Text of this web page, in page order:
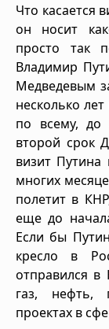
Что касается
он носит
просто так
Владимир
Медведевым
несколько
по всему, до
второй срок
визит Путина
многих
полетит в
еще до
Если бы
кресло в
отправился
газ, нефть,
проектах в